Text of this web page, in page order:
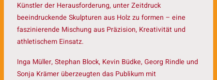
Künstler der Herausforderung, unter Zeitdruck
beeindruckende Skulpturen aus Holz zu formen – eine
faszinierende Mischung aus Präzision, Kreativität und
athletischem Einsatz.
Inga Müller, Stephan Block, Kevin Büdke, Georg Rindle und
Sonja Krämer überzeugten das Publikum mit